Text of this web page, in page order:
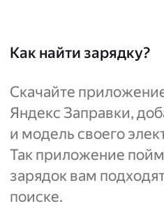
Как найти зарядку?
Скачайте
Яндекс Заправки,
и модель своего
Так приложение
зарядок вам
поиске.